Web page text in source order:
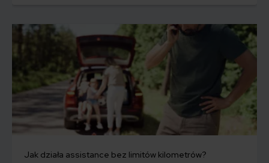
oraz przepisy, z którymi trzeba się liczyć.
Jak działa assistance bez limitów kilometrów?